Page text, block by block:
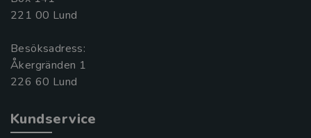
221 00 Lund
Besöksadress:
Åkergränden 1
Kundservice